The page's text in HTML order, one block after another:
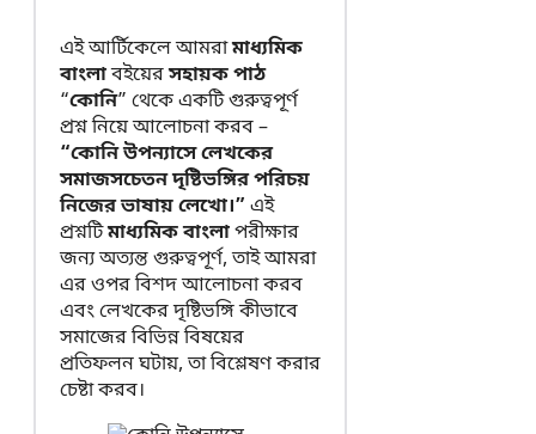
এই আর্টিকেলে আমরামাধ্যমিক
বাংলাবইয়েরসহায়ক পাঠ
“কোনি” থেকে একটি গুরুত্বপূর্ণ
প্রশ্ন নিয়ে আলোচনা করব –
“কোনি উপন্যাসে লেখকের
সমাজসচেতন দৃষ্টিভঙ্গির পরিচয়
নিজের ভাষায় লেখো।” এই
প্রশ্নটিমাধ্যমিক বাংলাপরীক্ষার
জন্য অত্যন্ত গুরুত্বপূর্ণ, তাই আমরা
এর ওপর বিশদ আলোচনা করব
এবং লেখকের দৃষ্টিভঙ্গি কীভাবে
সমাজের বিভিন্ন বিষয়ের
প্রতিফলন ঘটায়, তা বিশ্লেষণ করার
চেষ্টা করব।